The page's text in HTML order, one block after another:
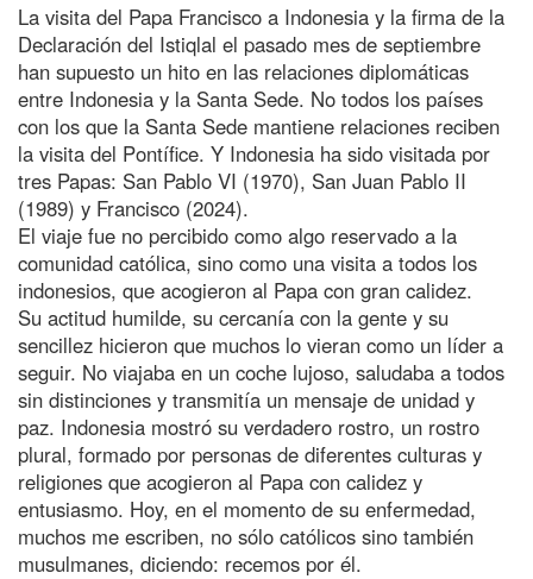
La visita del Papa Francisco a Indonesia y la firma de la
Declaración del Istiqlal el pasado mes de septiembre
han supuesto un hito en las relaciones diplomáticas
entre Indonesia y la Santa Sede. No todos los países
con los que la Santa Sede mantiene relaciones reciben
la visita del Pontífice. Y Indonesia ha sido visitada por
tres Papas: San Pablo VI (1970), San Juan Pablo II
(1989) y Francisco (2024).
El viaje fue no percibido como algo reservado a la
comunidad católica, sino como una visita a todos los
indonesios, que acogieron al Papa con gran calidez.
Su actitud humilde, su cercanía con la gente y su
sencillez hicieron que muchos lo vieran como un líder a
seguir. No viajaba en un coche lujoso, saludaba a todos
sin distinciones y transmitía un mensaje de unidad y
paz. Indonesia mostró su verdadero rostro, un rostro
plural, formado por personas de diferentes culturas y
religiones que acogieron al Papa con calidez y
entusiasmo. Hoy, en el momento de su enfermedad,
muchos me escriben, no sólo católicos sino también
musulmanes, diciendo: recemos por él.